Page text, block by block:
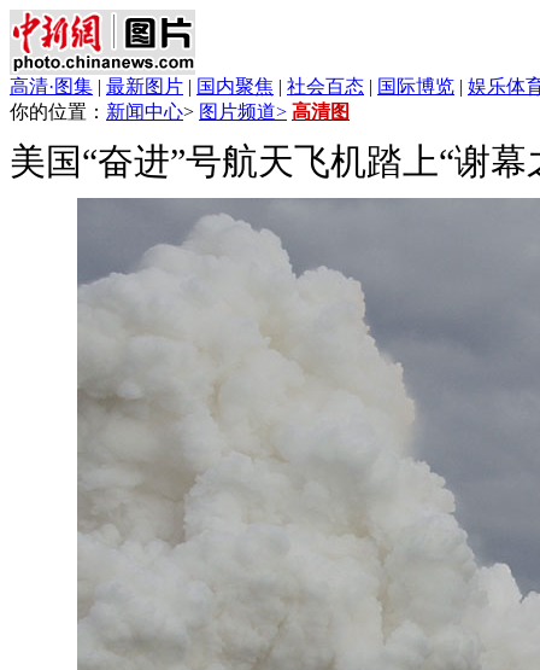
高清·图集 | 最新图片 | 国内聚焦 | 社会百态 | 国际博览 | 娱乐体
你的位置： 新闻中心> 图片频道> 高清图
美国“奋进”号航天飞机踏上“谢幕